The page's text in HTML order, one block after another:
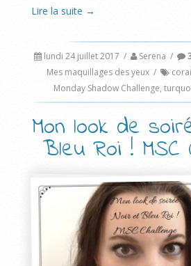
Lire la suite →
lundi 24 juillet 2017 / Serena /
Mes maquillages des yeux /
Monday Shadow Challenge,
Mon look de
Bleu Roi ! MSC